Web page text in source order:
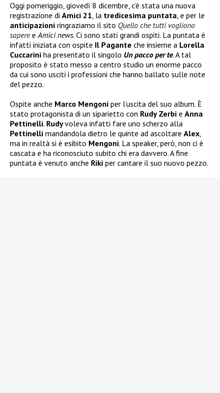
Oggi pomeriggio, giovedì 8 dicembre, c’è stata una nuova
registrazione di Amici 21, la tredicesima puntata, e per le
anticipazioni ringraziamo il sito Quello che tutti vogliono
sapereeAmici news. Ci sono stati grandi ospiti. La puntata è
infatti iniziata con ospite Il Pagante che insieme a Lorella
Cuccarini ha presentato il singolo Un pacco per te. A tal
proposito è stato messo a centro studio un enorme pacco
da cui sono usciti i professioni che hanno ballato sulle note
del pezzo.
Ospite anche Marco Mengoni per l’uscita del suo album. È
stato protagonista di un siparietto con Rudy Zerbi e Anna
Pettinelli. Rudyvoleva infatti fare uno scherzo alla
Pettinelli mandandola dietro le quinte ad ascoltare Alex,
ma in realtà si è esibito Mengoni. La speaker, però, non ci è
cascata e ha riconosciuto subito chi era davvero. A fine
puntata è venuto anche Riki per cantare il suo nuovo pezzo.